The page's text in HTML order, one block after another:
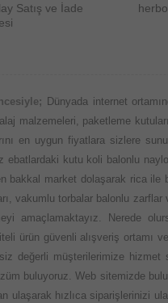
Satış ve İade
Dünyada internet
malzemeleri, paketleme
en uygun fiyatlara sizlere
ebatlardaki kutu koli balonlu
bakkal market dolaşarak rica ile
vakumlu torbalar balonlu
amaçlamaktayız. Nerede
ürün güvenli alışveriş
değerli müşterilerimize hizmet
buluyoruz. Web sitemizde
ulaşarak hızlıca siparişlerinizi